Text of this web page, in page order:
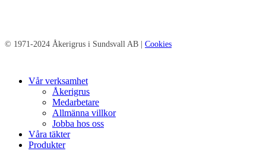
© 1971-2024 Åkerigrus i Sundsvall AB | Cookies
Close
Vår verksamhet
Åkerigrus
Medarbetare
Allmänna villkor
Jobba hos oss
Våra täkter
Produkter